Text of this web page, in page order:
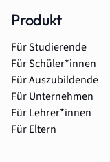
Produkt
Für Studierende
Für Schüler*innen
Für Auszubildende
Für Unternehmen
Für Lehrer*innen
Für Eltern